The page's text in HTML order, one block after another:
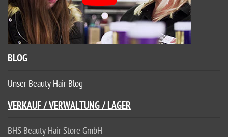
BLOG
Unser Beauty Hair Blog
VERKAUF / VERWALTUNG / LAGER
BHS Beauty Hair Store GmbH